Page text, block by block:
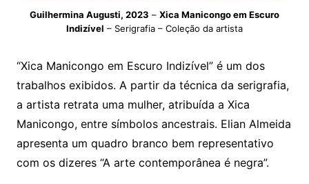
Guilhermina Augusti, 2023 – Xica Manicongo em Escuro
Indizível – Serigrafia – Coleção da artista
“Xica Manicongo em Escuro Indizível” é um dos
trabalhos exibidos. A partir da técnica da serigrafia,
a artista retrata uma mulher, atribuída a Xica
Manicongo, entre símbolos ancestrais. Elian Almeida
apresenta um quadro branco bem representativo
com os dizeres “A arte contemporânea é negra”.